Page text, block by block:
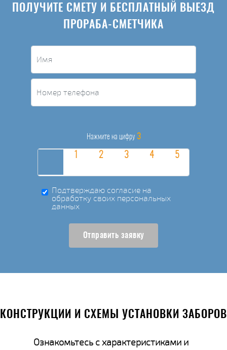
ПОЛУЧИТЕ СМЕТУ И БЕСПЛАТНЫЙ ВЫЕЗД
ПРОРАБА-СМЕТЧИКА
Нажмите на цифру 3
Подтверждаю согласие на
обработку своих персональных
данных
Отправить заявку
КОНСТРУКЦИИ И СХЕМЫ УСТАНОВКИ ЗАБОРОВ
Ознакомьтесь с характеристиками и